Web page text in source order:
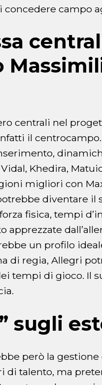
campo
centrali nel
il
Khedira,
migliori con
diventare il
fisica, tempi
apprezzate
un profilo
di regia, Allegri
tempi di gioco. Il
sugli
però la gestione
di talento, ma